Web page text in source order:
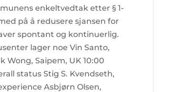
enkeltvedtak etter § 1-
på å redusere sjansen for
spontant og kontinuerlig.
lager noe Vin Santo,
Wong, Saipem, UK 10:00
status Stig S. Kvendseth,
Asbjørn Olsen,